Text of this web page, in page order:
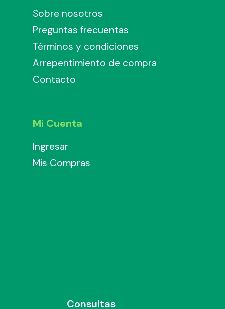
Sobre nosotros
Preguntas frecuentas
Términos y condiciones
Arrepentimiento de compra
Contacto
Mi Cuenta
Ingresar
Mis Compras
Consultas